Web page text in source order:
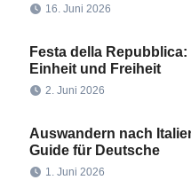
16. Juni 2026
Festa della
Einheit und Freiheit
2. Juni 2026
Auswandern nach
Guide für Deutsche
1. Juni 2026